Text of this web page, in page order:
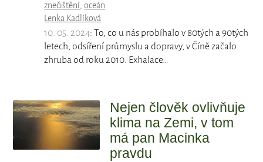
znečištění,oceán
Lenka Kadlíková
10. 05. 2024: To, co u nás probíhalo v 80tých a 90tých
letech, odsíření průmyslu a dopravy, v Číně začalo
zhruba od roku 2010. Exhalace…
Nejen člověk ovlivňuje
klima na Zemi, v tom
má pan Macinka
pravdu